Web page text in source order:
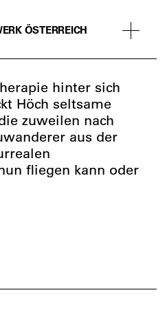
ÖSTERREICH
hinter sich
Höch seltsame
zuweilen nach
aus der
fliegen kann oder